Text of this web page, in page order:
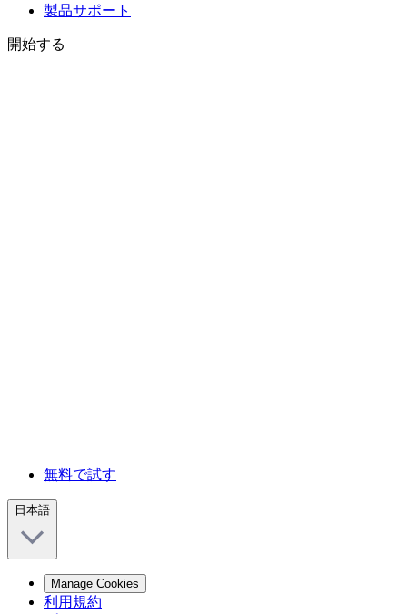
製品サポート
開始する
無料で試す
日本語
Manage Cookies
利用規約